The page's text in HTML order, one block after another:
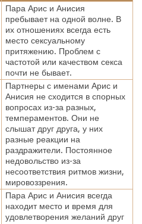
Пара Арис и Анисия
пребывает на одной волне. В
их отношениях всегда есть
место сексуальному
притяжению. Проблем с
частотой или качеством секса
почти не бывает.
Партнеры с именами Арис и
Анисия не сходится в спорных
вопросах из-за разных,
темпераментов. Они не
слышат друг друга, у них
разные реакции на
раздражители. Постоянное
недовольство из-за
несоответствия ритмов жизни,
мировоззрения.
Пара Арис и Анисия всегда
находит место и время для
удовлетворения желаний друг